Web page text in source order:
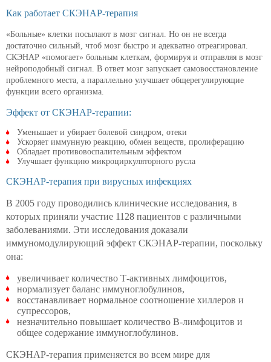
Как работает СКЭНАР-терапия
«Больные» клетки посылают в мозг сигнал. Но он не всегда
достаточно сильный, чтоб мозг быстро и адекватно отреагировал.
СКЭНАР «помогает» больным клеткам, формируя и отправляя в мозг
нейроподобный сигнал. В ответ мозг запускает самовосстановление
проблемного места, а параллельно улучшает общерегулирующие
функции всего организма.
Эффект от СКЭНАР-терапии:
Уменьшает и убирает болевой синдром, отеки
Ускоряет иммунную реакцию, обмен веществ, пролиферацию
Обладает противовоспалительным эффектом
Улучшает функцию микроциркуляторного русла
СКЭНАР-терапия при вирусных инфекциях
В 2005 году проводились клинические исследования, в
которых приняли участие 1128 пациентов с различными
заболеваниями. Эти исследования доказали
иммуномодулирующий эффект СКЭНАР-терапии, поскольку
она:
увеличивает количество Т-активных лимфоцитов,
нормализует баланс иммуноглобулинов,
восстанавливает нормальное соотношение хиллеров и
супрессоров,
незначительно повышает количество В-лимфоцитов и
общее содержание иммуноглобулинов.
СКЭНАР-терапия применяется во всем мире для